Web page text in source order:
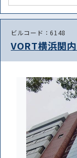
ビルコード：6148
VORT横浜関